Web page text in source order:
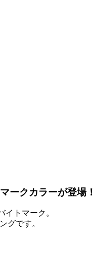
ークカラーが登場！
トマーク。
グです。